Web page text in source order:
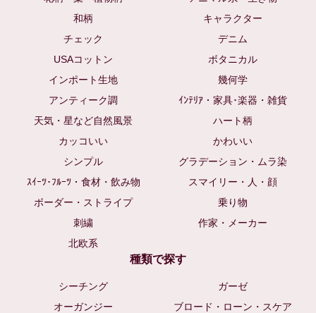
和柄
キャラクター
チェック
デニム
USAコットン
ボタニカル
インポート生地
幾何学
アンティーク調
ｲﾝﾃﾘｱ・家具･楽器・雑貨
天気・星など自然風景
ハート柄
カッコいい
かわいい
シンプル
グラデーション・ムラ染
ｽｲｰﾂ･ﾌﾙｰﾂ・食材・飲み物
スマイリー・人・顔
ボーダー・ストライプ
乗り物
刺繍
作家・メーカー
北欧系
種類で探す
シーチング
ガーゼ
オーガンジー
ブロード・ローン・スケア